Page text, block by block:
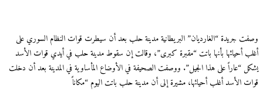
وصفت جريدة “الغارديان” البريطانية مدينة حلب بعد أن سيطرت قوات النظام السوري على
أغلب أحيائها بأنها باتت “مقبرة كبرى”، وقالت إن سقوط مدينة حلب في أيدي قوات الأسد
يشكل “عاراً على هذا الجيل”. ووصفت الصحيفة في الأوضاع المأساوية في المدينة بعد أن دخلت
قوات الأسد أغلب أحيائها، مشيرة إلى أن مدينة حلب باتت اليوم “مكاناً